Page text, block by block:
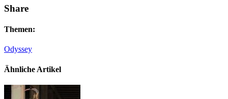
Share
Themen:
Odyssey
Ähnliche Artikel